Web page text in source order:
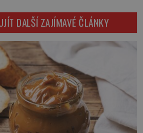
přichází smrt. Poslední
potomek rodu
padá rukou vraha a
dějiny se během jediného
obracejí naruby. Ani po více
než sedmi stech letech není jisté,
tehdy vraždil, a právě to činí
DALŠÍ ZAJÍMAVÉ ČLÁNKY